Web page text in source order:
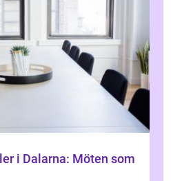
i Dalarna: Möten som